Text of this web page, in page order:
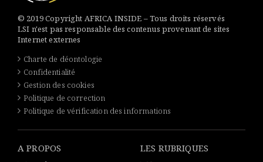
© 2019 Copyright AFRICA INSIDE – Tous droits réservés
LSI n'est pas responsable des contenus provenant de sites
Internet externes
Charte de déontologie
Confidentialité
Gestion des cookies
Politique de correction
Politique de vérification des informations
A PROPOS LES RUBRIQUES